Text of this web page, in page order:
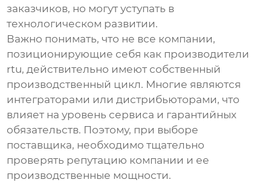
заказчиков, но могут уступать в
технологическом развитии.
Важно понимать, что не все компании,
позиционирующие себя как производители
rtu, действительно имеют собственный
производственный цикл. Многие являются
интеграторами или дистрибьюторами, что
влияет на уровень сервиса и гарантийных
обязательств. Поэтому, при выборе
поставщика, необходимо тщательно
проверять репутацию компании и ее
производственные мощности.